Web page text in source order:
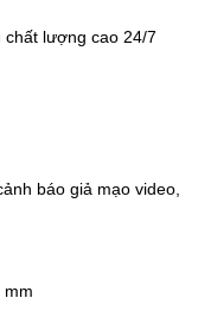
lượng cao 24/7
báo giả mạo video,
mm